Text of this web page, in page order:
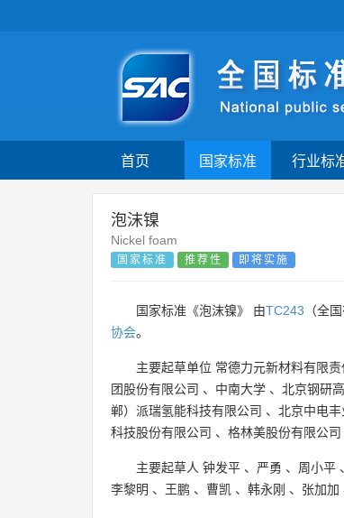
首页 国家标准 行业标
泡沫镍
Nickel foam
国家标准 推荐性 即将实施
国家标准《泡沫镍》 由TC243 （全
协会。
主要起草单位 常德力元新材料有限责
团股份有限公司 、 中南大学 、 北京钢研
郸）派瑞氢能科技有限公司 、 北京中电
科技股份有限公司 、 格林美股份有限公司
主要起草人 钟发平 、 严勇 、 周小平 、
李黎明 、 王鹏 、 曹凯 、 韩永刚 、 张加加